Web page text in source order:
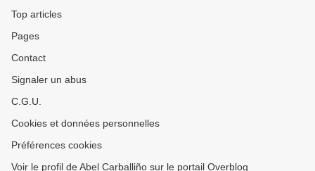
Top articles
Pages
Contact
Signaler un abus
C.G.U.
Cookies et données personnelles
Préférences cookies
Voir le profil de Abel Carballiño sur le portail Overblog